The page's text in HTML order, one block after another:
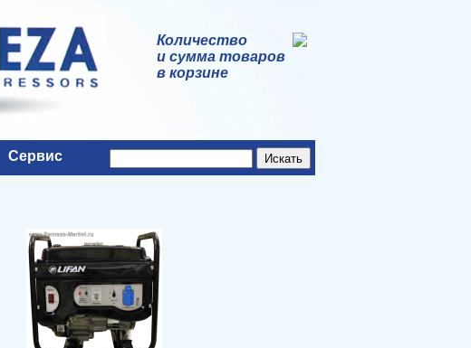
Количество
и сумма товаров
в корзине
Сервис